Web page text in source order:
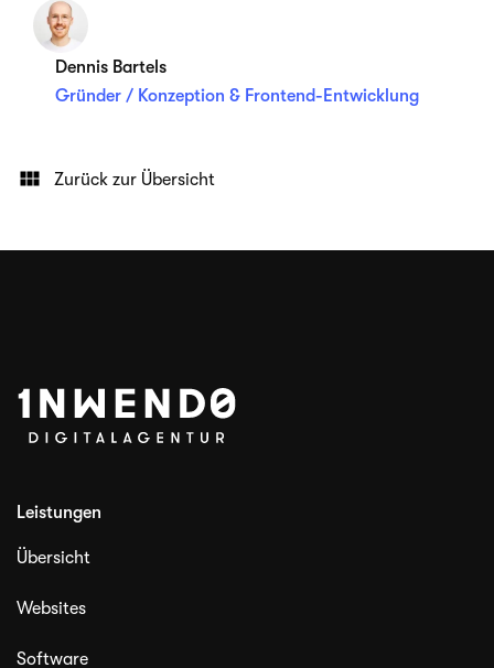
Dennis Bartels
Gründer / Konzeption & Frontend-Entwicklung
Zurück zur Übersicht
Leistungen
Übersicht
Websites
Software